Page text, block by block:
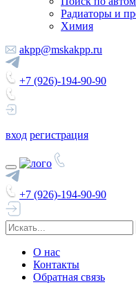
Радиаторы и
Химия
akpp@mskakpp.ru
+7 (926)-194-90-90
вход регистрация
+7 (926)-194-90-90
О нас
Контакты
Обратная связь